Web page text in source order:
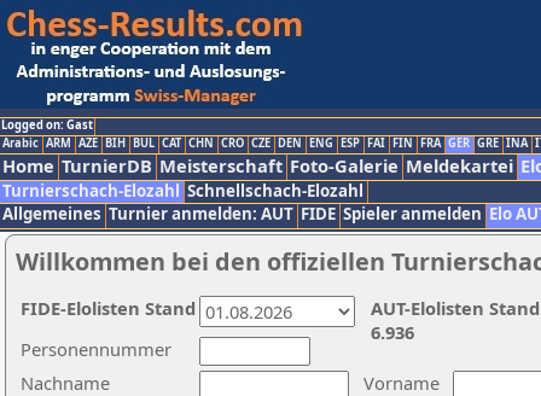
Logged on: Gast
Arabic ARM AZE BIH BUL CAT CHN CRO CZE DEN ENG ESP FAI FIN FRA GER GRE INA
Home TurnierDB Meisterschaft Foto-Galerie Meldekartei
Turnierschach-Elozahl Schnellschach-Elozahl
Allgemeines Turnier anmelden: AUT FIDE Spieler anmelden Elo
Willkommen bei den offiziellen
Nachname
Vorname
Personennummer
AUT-Elolisten
6.936
FIDE-Elolisten Stand